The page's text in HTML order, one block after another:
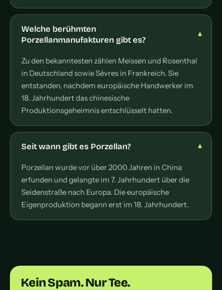
Welche berühmten
Porzellanmanufakturen gibt es?
Zu den bekanntesten zählen Meissen und Rosenthal
in Deutschland sowie Sèvres in Frankreich. Sie
entstanden, nachdem europäische Handwerker im
18. Jahrhundert das chinesische
Produktionsgeheimnis entschlüsselt hatten.
Seit wann gibt es Porzellan?
Porzellan wurde vor über 2000 Jahren in China
erfunden und gelangte im 7. Jahrhundert über die
Seidenstraße nach Europa. Die europäische
Eigenproduktion begann erst im 18. Jahrhundert.
Kein Spam. Nur Tee.